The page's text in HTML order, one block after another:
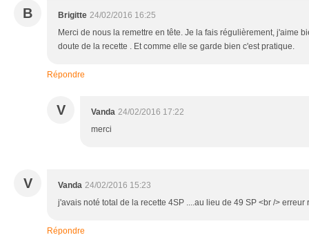
B Brigitte 24/02/2016 16:25
Merci de nous la remettre en tête. Je la fais régulièrement, j'aime
doute de la recette . Et comme elle se garde bien c'est pratique.
Répondre
V Vanda 24/02/2016 17:22
merci
V Vanda 24/02/2016 15:23
j'avais noté total de la recette 4SP ....au lieu de 49 SP <br /> erreur
Répondre